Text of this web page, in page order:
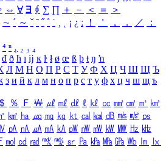
⇔ ∀ ∃ ∮ ∑ ∏ ＋ － ＜ ＝
＞
∼ ´ ～ ˇ ˘ ˝ ˚ ˙ ¸ ¡ ¿ ː ！ ＇ ， ． ／
：
⁴ ⁿ ₁ ₂ ₃ ₄
đ ð ħ ı ĳ ĸ ŀ ł ø œ ß þ ŧ ŋ ŉ
Л М Н О П Р С Т У Ф Х Ц Ч Ш Щ Ъ
з и й к л м н о п р с т у ф х ц ч ш щ ъ
＄ ％ Ｆ ￦ ㎕ ㎖ ㎗ ℓ ㎘ ㏄ ㎣ ㎤ ㎥ ㎦
㎢ ㏊ ㎍ ㎎ ㎏ ㏏ ㎈ ㎉ ㏈ ㎧ ㎨ ㎰
㎀ ㎁ ㎂ ㎃ ㎄ ㎺ ㎻ ㎽ ㎾ ㎿ ㎐ ㎑
㏖ ㏅ ㎭ ㎮ ㎯ ㏛ ㎩ ㎪ ㎫ ㎬ ㏝ ㏐
㏓